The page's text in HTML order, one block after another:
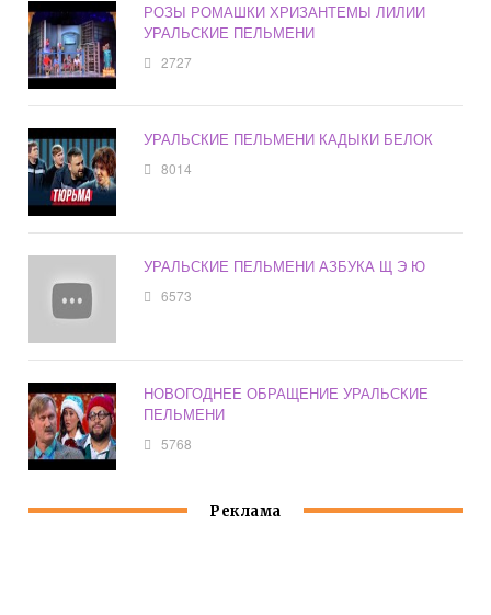
РОЗЫ РОМАШКИ ХРИЗАНТЕМЫ ЛИЛИИ
УРАЛЬСКИЕ ПЕЛЬМЕНИ
2727
УРАЛЬСКИЕ ПЕЛЬМЕНИ КАДЫКИ БЕЛОК
8014
УРАЛЬСКИЕ ПЕЛЬМЕНИ АЗБУКА Щ Э Ю
6573
НОВОГОДНЕЕ ОБРАЩЕНИЕ УРАЛЬСКИЕ
ПЕЛЬМЕНИ
5768
Реклама